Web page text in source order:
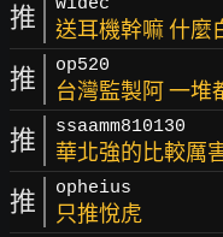
推 widec
送耳機幹嘛 什麼
推 op520
台灣監製阿 一堆
推 ssaamm810130
華北強的比較厲
推 opheius
只推悅虎